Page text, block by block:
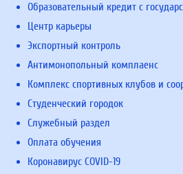
Образовательный кредит с
Центр карьеры
Экспортный контроль
Антимонопольный комплаенс
Комплекс спортивных клубов и
Студенческий городок
Служебный раздел
Оплата обучения
Коронавирус COVID-19